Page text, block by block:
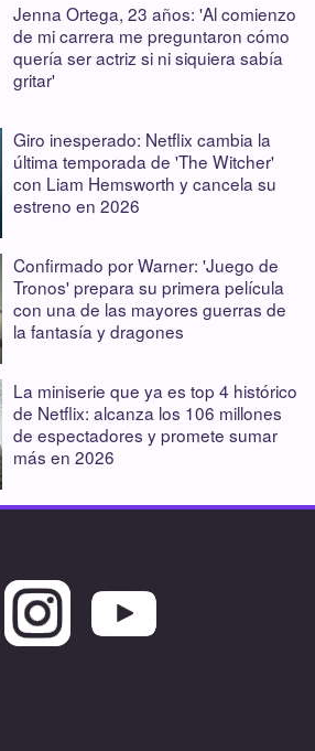
Jenna Ortega, 23 años: 'Al comienzo
de mi carrera me preguntaron cómo
quería ser actriz si ni siquiera sabía
gritar'
Giro inesperado: Netflix cambia la
última temporada de 'The Witcher'
con Liam Hemsworth y cancela su
estreno en 2026
Confirmado por Warner: 'Juego de
Tronos' prepara su primera película
con una de las mayores guerras de
la fantasía y dragones
La miniserie que ya es top 4 histórico
de Netflix: alcanza los 106 millones
de espectadores y promete sumar
más en 2026